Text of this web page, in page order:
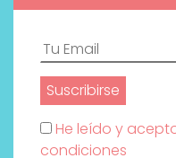
He leído y
condiciones